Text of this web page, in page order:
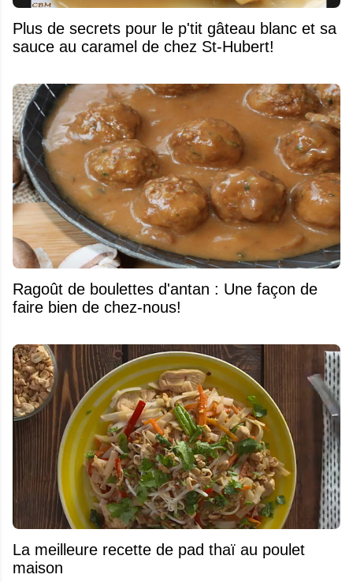
Plus de secrets pour le p'tit gâteau blanc et sa
sauce au caramel de chez St-Hubert!
Ragoût de boulettes d'antan : Une façon de
faire bien de chez-nous!
La meilleure recette de pad thaï au poulet
maison